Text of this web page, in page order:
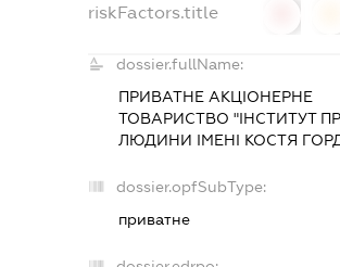
riskFactors.title
dossier.fullName:
ПРИВАТНЕ АКЦІОНЕРНЕ
ТОВАРИСТВО "ІНСТИТУТ
ЛЮДИНИ ІМЕНІ КОСТЯ
dossier.opfSubType:
приватне